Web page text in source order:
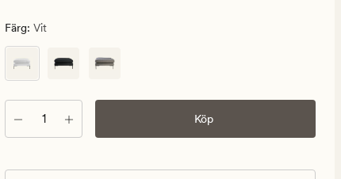
999,90
Ordinarie
pris
4
999,90
kr
Färg: Vit
Antal Köp